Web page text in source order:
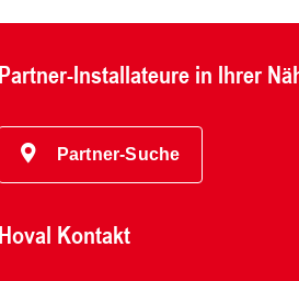
Partner-Installateure in Ihrer
Partner-Suche
Hoval Kontakt